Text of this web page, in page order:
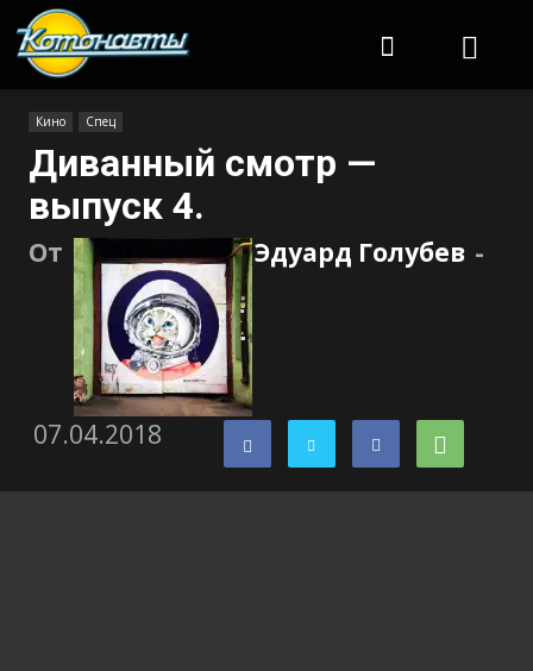
Кино Спец
Диванный смотр —
выпуск 4.
От Эдуард Голубев -
07.04.2018